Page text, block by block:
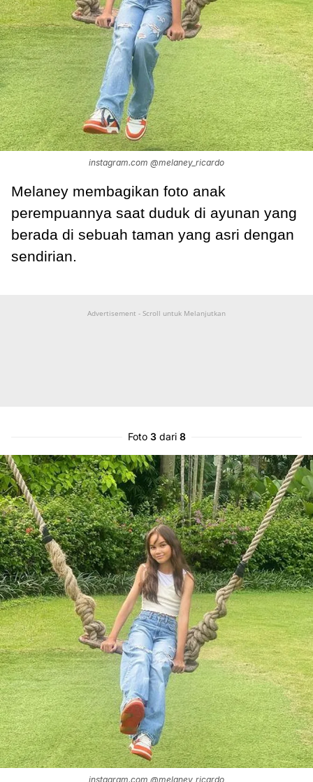
instagram.com @melaney_ricardo
Melaney membagikan foto anak
perempuannya saat duduk di ayunan yang
berada di sebuah taman yang asri dengan
sendirian.
Advertisement - Scroll untuk Melanjutkan
Foto 3dari 8
instagram.com @melaney_ricardo